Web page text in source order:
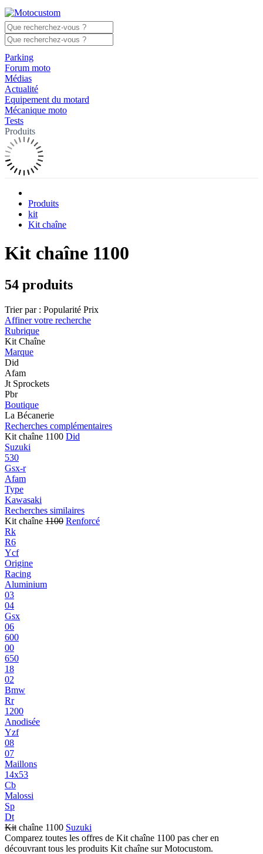
Parking
Forum moto
Médias
Actualité
Equipement du motard
Mécanique moto
Tests
Produits
Produits
kit
Kit chaîne
Kit chaîne 1100
54 produits
Trier par : Popularité Prix
Affiner votre recherche
Rubrique
Kit Chaîne
Marque
Did
Afam
Jt Sprockets
Pbr
Boutique
La Bécanerie
Recherches complémentaires
Kit chaîne 1100 Did
Suzuki
530
Gsx-r
Afam
Type
Kawasaki
Recherches similaires
Kit chaîne 1100 Renforcé
Rk
R6
Ycf
Origine
Racing
Aluminium
03
04
Gsx
06
600
00
650
18
02
Bmw
Rr
1200
Anodisée
Yzf
08
07
Maillons
14x53
Cb
Malossi
Sp
Dt
Kit chaîne 1100 Suzuki
Comparez toutes les offres de Kit chaîne 1100 pas cher en
découvrant tous les produits Kit chaîne sur Motocustom.